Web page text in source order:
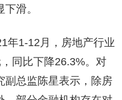
滑。
年1-12月，房地产行业
同比下降26.3%。对
副总监陈星表示，除房